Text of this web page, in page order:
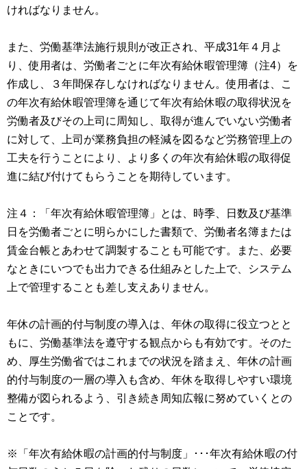
ければなりません。
また、労働基準法施行規則が改正され、平成31年４月よ
り、使用者は、労働者ごとに年次有給休暇管理簿（注4）を
作成し、３年間保存しなければなりません。使用者は、こ
の年次有給休暇管理簿を通じて年次有給休暇の取得状況を
労働者及びその上司に周知し、取得が進んでいない労働者
に対して、上司が業務負担の軽減を図るなど労務管理上の
工夫を行うことにより、より多くの年次有給休暇の取得促
進に結び付けてもらうことを期待しています。
注４：「年次有給休暇管理簿」とは、時季、日数及び基準
日を労働者ごとに明らかにした書類で、労働者名簿または
賃金台帳とあわせて調製することも可能です。また、必要
なときにいつでも出力できる仕組みとした上で、システム
上で管理することも差し支えありません。
年休の計画的付与制度の導入は、年休の取得に役立つとと
もに、労働基準法を遵守する観点からも有効です。そのた
め、厚生労働省ではこれまでの状況を踏まえ、年休の計画
的付与制度の一層の導入も含め、年休を取得しやすい環境
整備が図られるよう、引き続き周知広報に努めていくとの
ことです。
※「年次有給休暇の計画的付与制度」･･･年次有給休暇の付